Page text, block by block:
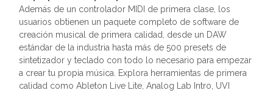
Además de un controlador MIDI de primera clase, los
usuarios obtienen un paquete completo de software de
creación musical de primera calidad, desde un DAW
estándar de la industria hasta más de 500 presets de
sintetizador y teclado con todo lo necesario para empezar
a crear tu propia música. Explora herramientas de primera
calidad como Ableton Live Lite, Analog Lab Intro, UVI